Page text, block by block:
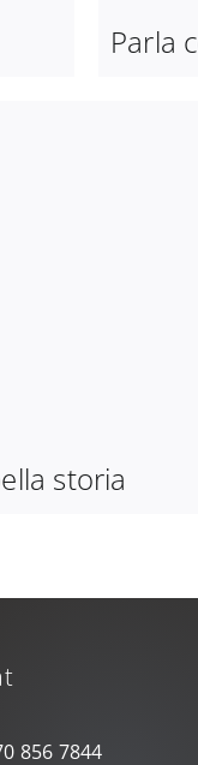
Parla
storia
856 7844